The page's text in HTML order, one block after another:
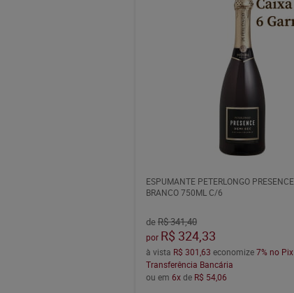
ESPUMANTE PETERLONGO
BRANCO 750ML C/6
deR$ 341,40
por R$ 324,33
à vista R$ 301,63 economize7% no
Transferência Bancária
ou em 6xde R$ 54,06